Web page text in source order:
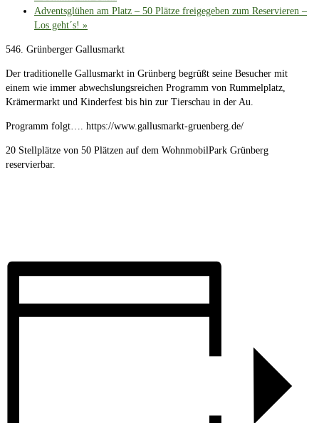
Adventsglühen am Platz – 50 Plätze freigegeben zum Reservieren –
Los geht´s! »
546. Grünberger Gallusmarkt
Der traditionelle Gallusmarkt in Grünberg begrüßt seine Besucher mit
einem wie immer abwechslungsreichen Programm von Rummelplatz,
Krämermarkt und Kinderfest bis hin zur Tierschau in der Au.
Programm folgt…. https://www.gallusmarkt-gruenberg.de/
20 Stellplätze von 50 Plätzen auf dem WohnmobilPark Grünberg
reservierbar.